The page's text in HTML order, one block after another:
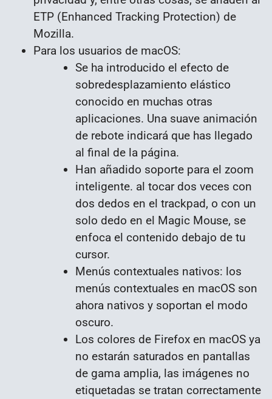
ETP (Enhanced Tracking Protection) de
Mozilla.
Para los usuarios de macOS:
Se ha introducido el efecto de
sobredesplazamiento elástico
conocido en muchas otras
aplicaciones. Una suave animación
de rebote indicará que has llegado
al final de la página.
Han añadido soporte para el zoom
inteligente. al tocar dos veces con
dos dedos en el trackpad, o con un
solo dedo en el Magic Mouse, se
enfoca el contenido debajo de tu
cursor.
Menús contextuales nativos: los
menús contextuales en macOS son
ahora nativos y soportan el modo
oscuro.
Los colores de Firefox en macOS ya
no estarán saturados en pantallas
de gama amplia, las imágenes no
etiquetadas se tratan correctamente